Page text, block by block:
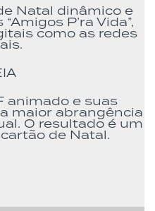
Natal dinâmico e
P’ra Vida”,
como as redes
animado e suas
maior abrangência
O resultado é um
de Natal.